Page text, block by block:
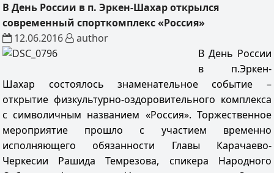
В День России в п. Эркен-Шахар открылся
современный спорткомплекс «Россия»
12.06.2016
author
В День России
в п.Эркен-
Шахар состоялось знаменательное событие –
открытие физкультурно-оздоровительного комплекса
с символичным названием «Россия». Торжественное
мероприятие прошло с участием временно
исполняющего обязанности Главы Карачаево-
Черкесии Рашида Темрезова, спикера Народного